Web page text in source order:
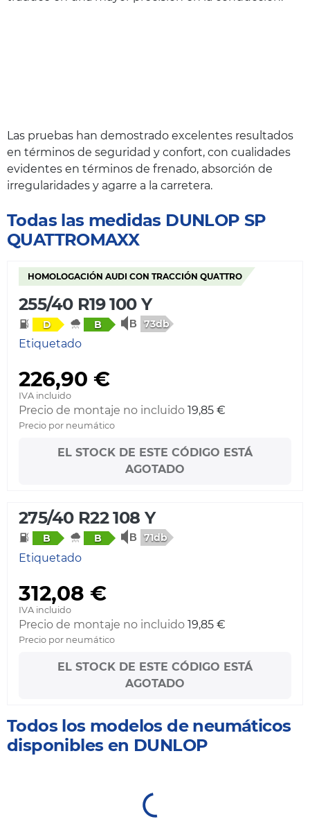
Las pruebas han demostrado excelentes resultados
en términos de seguridad y confort, con cualidades
evidentes en términos de frenado, absorción de
irregularidades y agarre a la carretera.
Todas las medidas DUNLOP SP
QUATTROMAXX
HOMOLOGACIÓN AUDI CON TRACCIÓN QUATTRO
255/40 R19 100 Y
D B 73db
Etiquetado
226,90 €
IVA incluido
Precio de montaje no incluido 19,85 €
Precio por neumático
EL STOCK DE ESTE CÓDIGO ESTÁ
AGOTADO
275/40 R22 108 Y
B B 71db
Etiquetado
312,08 €
IVA incluido
Precio de montaje no incluido 19,85 €
Precio por neumático
EL STOCK DE ESTE CÓDIGO ESTÁ
AGOTADO
Todos los modelos de neumáticos
disponibles en DUNLOP